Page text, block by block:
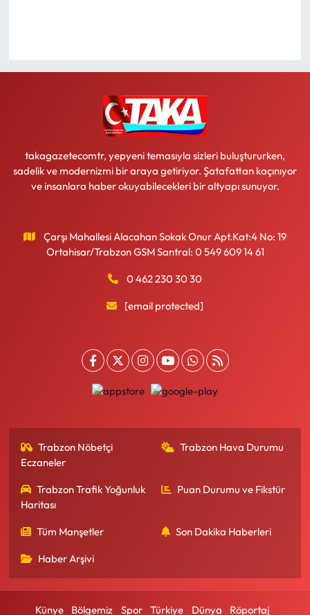
takagazetecomtr, yepyeni temasıyla sizleri buluştururken,
sadelik ve modernizmi bir araya getiriyor. Şatafattan kaçınıyor
ve insanlara haber okuyabilecekleri bir altyapı sunuyor.
Çarşı Mahallesi Alacahan Sokak Onur Apt.Kat:4 No: 19
Ortahisar/Trabzon GSM Santral: 0 549 609 14 61
0 462 230 30 30
[email protected]
Trabzon Nöbetçi
Eczaneler
Trabzon Hava Durumu
Trabzon Trafik Yoğunluk
Haritası
Puan Durumu ve Fikstür
Tüm Manşetler Son Dakika Haberleri
Haber Arşivi
Künye Bölgemiz Spor Türkiye Dünya Röportaj